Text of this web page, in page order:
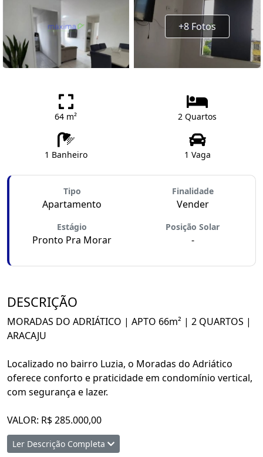
+8 Fotos
64 m² 2 Quartos
1 Banheiro 1 Vaga
Tipo
Apartamento
Finalidade
Vender
Estágio
Pronto Pra Morar
Posição Solar
-
DESCRIÇÃO
MORADAS DO ADRIÁTICO | APTO 66m² | 2 QUARTOS |
ARACAJU
Localizado no bairro Luzia, o Moradas do Adriático
oferece conforto e praticidade em condomínio vertical,
com segurança e lazer.
VALOR: R$ 285.000,00
Características do imóvel:
Ler Descrição Completa